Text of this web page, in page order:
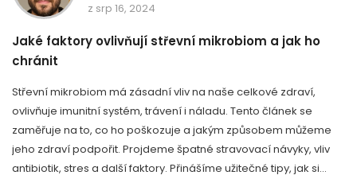
z srp 16, 2024
Jaké faktory ovlivňují střevní mikrobiom a jak ho
chránit
Střevní mikrobiom má zásadní vliv na naše celkové zdraví,
ovlivňuje imunitní systém, trávení i náladu. Tento článek se
zaměřuje na to, co ho poškozuje a jakým způsobem můžeme
jeho zdraví podpořit. Projdeme špatné stravovací návyky, vliv
antibiotik, stres a další faktory. Přinášíme užitečné tipy, jak si